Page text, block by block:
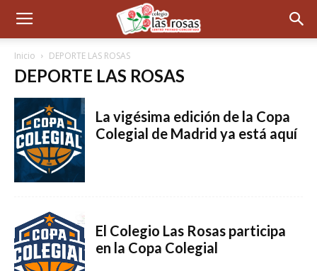
Inicio DEPORTE LAS ROSAS
DEPORTE LAS ROSAS
La vigésima edición de la Copa
Colegial de Madrid ya está aquí
El Colegio Las Rosas participa
en la Copa Colegial